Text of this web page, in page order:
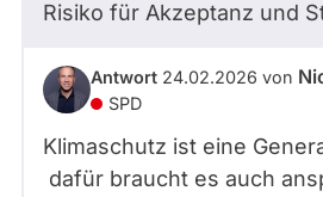
Risiko für Akzeptanz und
Antwort 24.02.2026 von
SPD
Klimaschutz ist eine
dafür braucht es auch